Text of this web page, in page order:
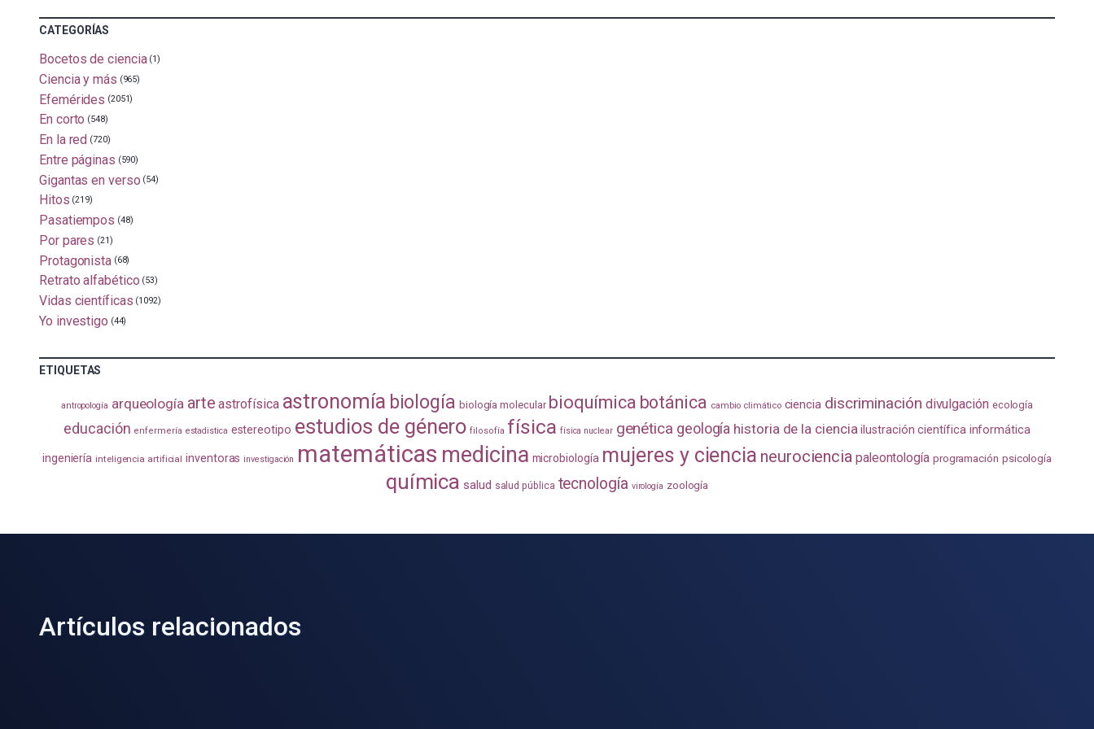
CATEGORÍAS
Bocetos de ciencia (1)
Ciencia y más (965)
Efemérides (2051)
En corto (548)
En la red (720)
Entre páginas (590)
Gigantas en verso (54)
Hitos (219)
Pasatiempos (48)
Por pares (21)
Protagonista (68)
Retrato alfabético (53)
Vidas científicas (1092)
Yo investigo (44)
ETIQUETAS
antropología arqueología arte astrofísica astronomía biología biología molecular bioquímica botánica cambio climático ciencia discriminación divulgación ecología
educación enfermería estadistica estereotipo estudios de género filosofía física física nuclear genética geología historia de la ciencia ilustración científica informática
ingeniería inteligencia artificial inventoras investigación matemáticas medicina microbiología mujeres y ciencia neurociencia paleontología programación psicología
química salud salud pública tecnología virología zoología
Artículos relacionados